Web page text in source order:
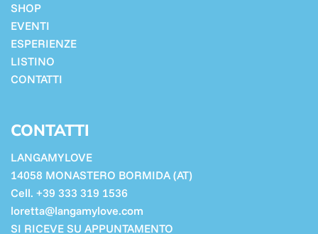
SHOP
EVENTI
ESPERIENZE
LISTINO
CONTATTI
CONTATTI
LANGAMYLOVE
14058 MONASTERO BORMIDA (AT)
Cell. +39 333 319 1536
loretta@langamylove.com
SI RICEVE SU APPUNTAMENTO